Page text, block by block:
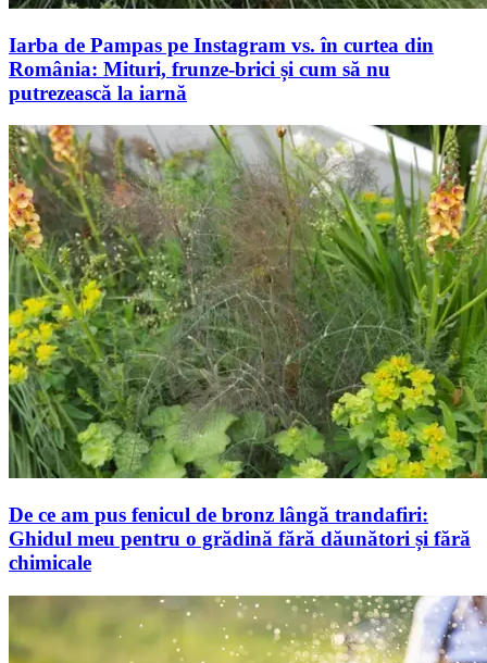
Iarba de Pampas pe Instagram vs. în curtea din
România: Mituri, frunze-brici și cum să nu
putrezească la iarnă
De ce am pus fenicul de bronz lângă trandafiri:
Ghidul meu pentru o grădină fără dăunători și fără
chimicale